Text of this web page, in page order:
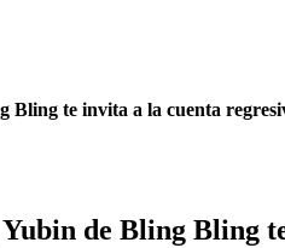
Bling te invita a la cuenta
Yubin de Bling Bling